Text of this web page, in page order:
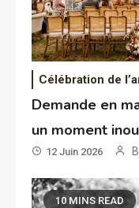
Célébration de
Demande en
un moment
12 Juin 2026
10 MINS READ